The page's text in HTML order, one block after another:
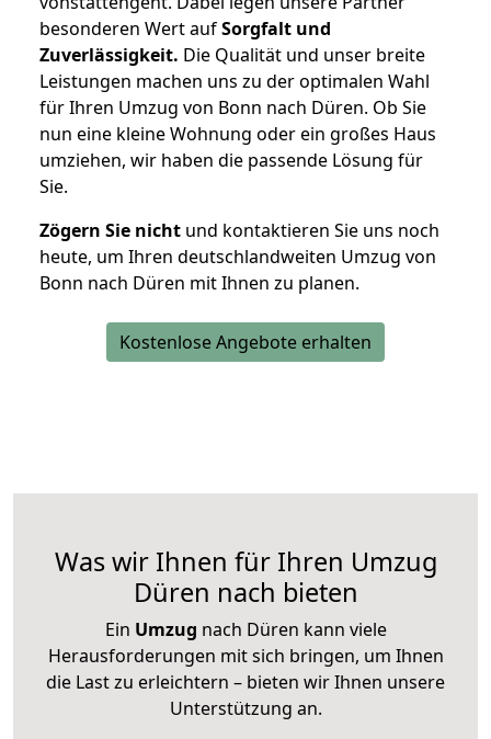
besonderen Wert aufSorgfalt und
Zuverlässigkeit. Die Qualität und unser breite
Leistungen machen uns zu der optimalen Wahl
für Ihren Umzug von Bonn nach Düren. Ob Sie
nun eine kleine Wohnung oder ein großes Haus
umziehen, wir haben die passende Lösung für
Sie.
Zögern Sie nicht und kontaktieren Sie uns noch
heute, um Ihren deutschlandweiten Umzug von
Bonn nach Düren mit Ihnen zu planen.
Kostenlose Angebote erhalten
Was wir Ihnen für Ihren Umzug
Düren nach bieten
Ein Umzug nach Düren kann viele
Herausforderungen mit sich bringen, um Ihnen
die Last zu erleichtern – bieten wir Ihnen unsere
Unterstützung an.